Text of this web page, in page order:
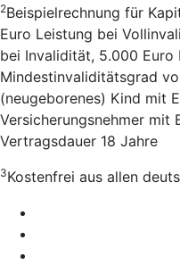
2Beispielrechnung für
Euro Leistung bei
bei Invalidität, 5.000
Mindestinvaliditätsgrad
(neugeborenes) Kind mit
Versicherungsnehmer mit
Vertragsdauer 18 Jahre
3Kostenfrei aus allen